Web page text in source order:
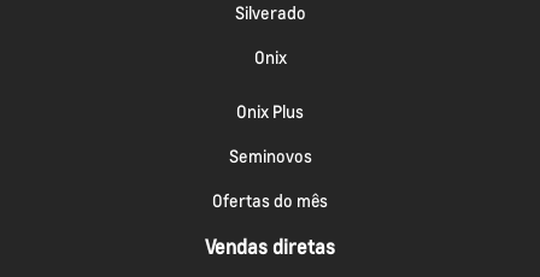
Silverado
Onix
Onix Plus
Seminovos
Ofertas do mês
Vendas diretas